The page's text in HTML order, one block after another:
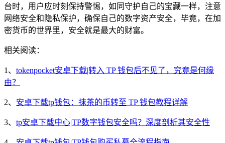
台时，用户应时刻保持警惕，如同守护自己的宝藏一样，注意
网络安全和隐私保护，确保自己的数字资产安全，毕竟，在加
密货币的世界里，安全就是最大的财富。
相关阅读：
1、 tokenpocket安卓下载|转入 TP 钱包后不见了，究竟是何缘
由？
2、 安卓下载tp钱包：抹茶的币转至 TP 钱包教程详解
3、 tp安卓下载中心|TP数字钱包安全吗？深度剖析其安全性